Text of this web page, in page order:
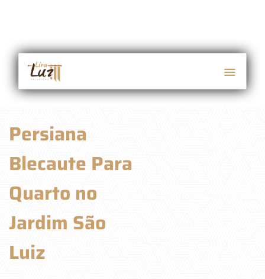
Persiana
Blecaute Para
Quarto no
Jardim São
Luiz